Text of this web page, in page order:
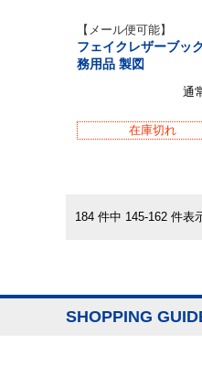
【メール便可能】
フェイクレザーブッ
務用品 製図
通
在庫切れ
184 件中 145-162 件表
SHOPPING